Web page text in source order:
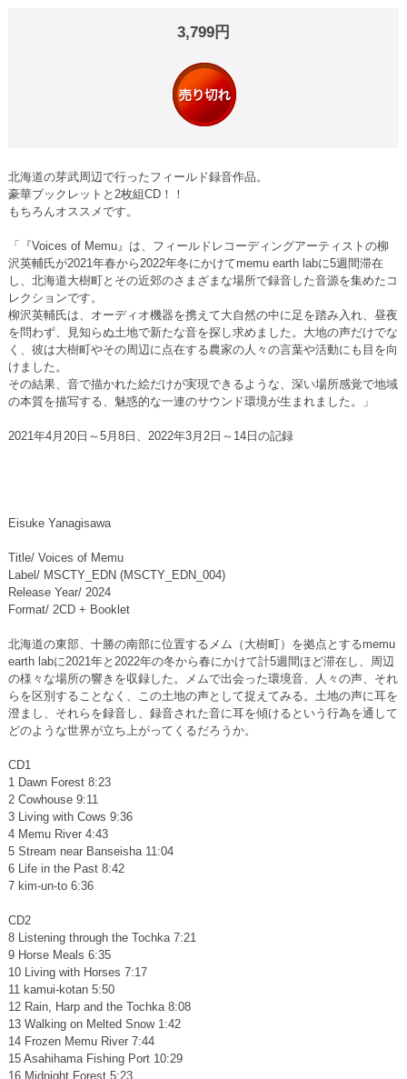
3,799円
北海道の芽武周辺で行ったフィールド録音作品。
豪華ブックレットと2枚組CD！！
もちろんオススメです。
「『Voices of Memu』は、フィールドレコーディングアーティストの柳
沢英輔氏が2021年春から2022年冬にかけてmemu earth labに5週間滞在
し、北海道大樹町とその近郊のさまざまな場所で録音した音源を集めたコ
レクションです。
柳沢英輔氏は、オーディオ機器を携えて大自然の中に足を踏み入れ、昼夜
を問わず、見知らぬ土地で新たな音を探し求めました。大地の声だけでな
く、彼は大樹町やその周辺に点在する農家の人々の言葉や活動にも目を向
けました。
その結果、音で描かれた絵だけが実現できるような、深い場所感覚で地域
の本質を描写する、魅惑的な一連のサウンド環境が生まれました。」
2021年4月20日～5月8日、2022年3月2日～14日の記録
Eisuke Yanagisawa
Title/ Voices of Memu
Label/ MSCTY_EDN (MSCTY_EDN_004)
Release Year/ 2024
Format/ 2CD + Booklet
北海道の東部、十勝の南部に位置するメム（大樹町）を拠点とするmemu
earth labに2021年と2022年の冬から春にかけて計5週間ほど滞在し、周辺
の様々な場所の響きを収録した。メムで出会った環境音、人々の声、それ
らを区別することなく、この土地の声として捉えてみる。土地の声に耳を
澄まし、それらを録音し、録音された音に耳を傾けるという行為を通して
どのような世界が立ち上がってくるだろうか。
CD1
1 Dawn Forest 8:23
2 Cowhouse 9:11
3 Living with Cows 9:36
4 Memu River 4:43
5 Stream near Banseisha 11:04
6 Life in the Past 8:42
7 kim-un-to 6:36
CD2
8 Listening through the Tochka 7:21
9 Horse Meals 6:35
10 Living with Horses 7:17
11 kamui-kotan 5:50
12 Rain, Harp and the Tochka 8:08
13 Walking on Melted Snow 1:42
14 Frozen Memu River 7:44
15 Asahihama Fishing Port 10:29
16 Midnight Forest 5:23